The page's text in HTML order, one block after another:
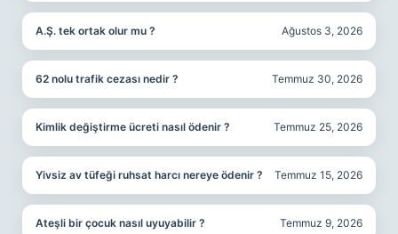
A.Ş. tek ortak olur mu ? Ağustos 3, 2026
62 nolu trafik cezası nedir ? Temmuz 30, 2026
Kimlik değiştirme ücreti nasıl ödenir ? Temmuz 25, 2026
Yivsiz av tüfeği ruhsat harcı nereye ödenir ? Temmuz 15, 2026
Ateşli bir çocuk nasıl uyuyabilir ? Temmuz 9, 2026